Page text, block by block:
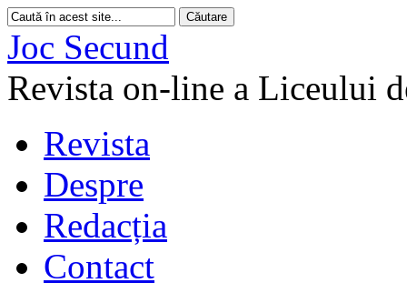
Joc Secund
Revista on-line a Liceului
Revista
Despre
Redacția
Contact